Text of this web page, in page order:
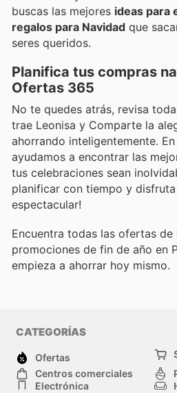
buscas las mejores ideas para
regalos para Navidad que
seres queridos.
Planifica tus compras
Ofertas 365
No te quedes atrás, revisa
trae Leonisa y Comparte la
ahorrando inteligentemente.
ayudamos a encontrar las
tus celebraciones sean
planificar con tiempo y
espectacular!
Encuentra todas las ofertas de
promociones de fin de año en
empieza a ahorrar hoy mismo.
CATEGORÍAS
Ofertas
Centros comerciales
Electrónica